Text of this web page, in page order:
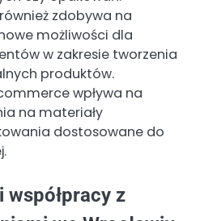
zdobywa na
możliwości dla
w zakresie tworzenia
produktów.
wpływa na
na materiały
dostosowane do
z